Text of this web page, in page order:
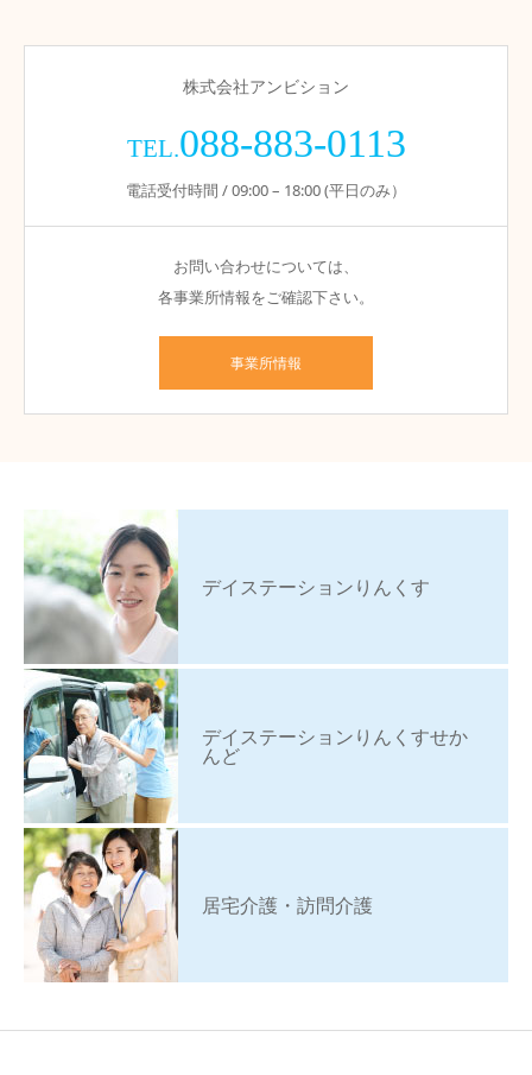
株式会社アンビション
TEL.088-883-0113
電話受付時間 / 09:00 – 18:00 (平日のみ）
お問い合わせについては、
各事業所情報をご確認下さい。
事業所情報
デイステーションりんくす
デイステーションりんくすせか
んど
居宅介護・訪問介護